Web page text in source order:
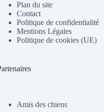
Plan du site
Contact
Politique de confidentialité
Mentions Légales
Politique de cookies (UE)
Amis des chiens